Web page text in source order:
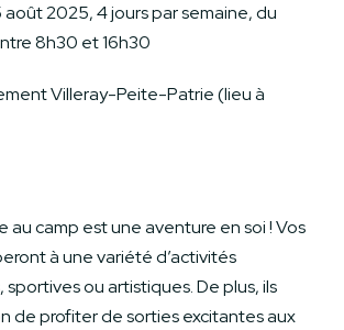
août 2025, 4 jours par semaine, du
8h30 et 16h30
Villeray-Peite-Patrie (lieu à
au camp est une aventure en soi ! Vos
à une variété d’activités
ou artistiques. De plus, ils
de profiter de sorties excitantes aux